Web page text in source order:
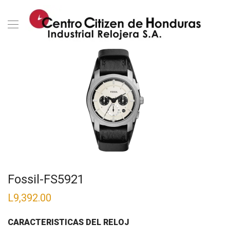
Fossil-FS5921
L9,392.00
CARACTERISTICAS DEL RELOJ